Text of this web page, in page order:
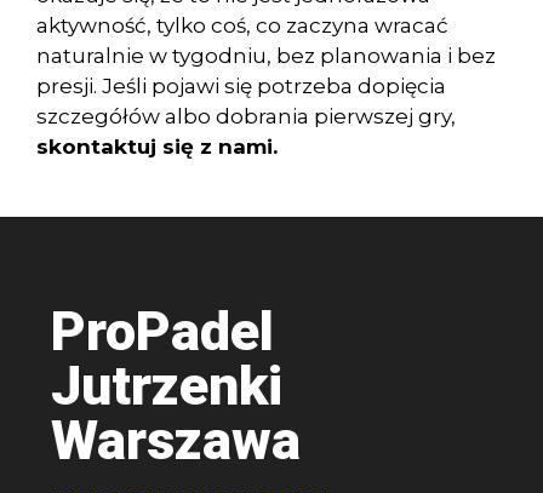
aktywność, tylko coś, co zaczyna wracać
naturalnie w tygodniu, bez planowania i bez
presji. Jeśli pojawi się potrzeba dopięcia
szczegółów albo dobrania pierwszej gry,
skontaktuj się z nami.
ProPadel
Jutrzenki
Warszawa